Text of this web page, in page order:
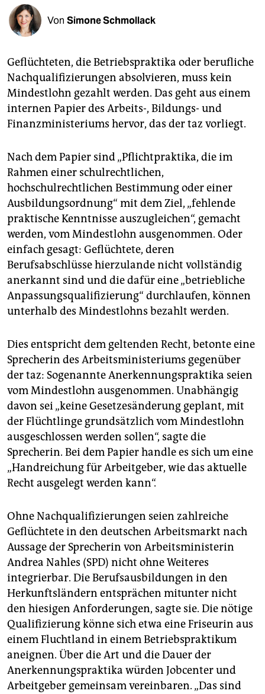
shop
fragen & hilfe
unterstützen
abo
genossenschaft
epaper login
Von Simone Schmollack
Geflüchteten, die Betriebspraktika oder berufliche
Nachqualifizierungen absolvieren, muss kein
Mindestlohn gezahlt werden. Das geht aus einem
internen Papier des Arbeits-, Bildungs- und
Finanzministeriums hervor, das der taz vorliegt.
Nach dem Papier sind „Pflichtpraktika, die im
Rahmen einer schulrechtlichen,
hochschulrechtlichen Bestimmung oder einer
Ausbildungsordnung“ mit dem Ziel, „fehlende
praktische Kenntnisse auszugleichen“, gemacht
werden, vom Mindestlohn ausgenommen. Oder
einfach gesagt: Geflüchtete, deren
Berufsabschlüsse hierzulande nicht vollständig
anerkannt sind und die dafür eine „betriebliche
Anpassungsqualifizierung“ durchlaufen, können
unterhalb des Mindestlohns bezahlt werden.
Dies entspricht dem geltenden Recht, betonte eine
Sprecherin des Arbeitsministeriums gegenüber
der taz: Sogenannte Anerkennungspraktika seien
vom Mindestlohn ausgenommen. Unabhängig
davon sei „keine Gesetzesänderung geplant, mit
der Flüchtlinge grundsätzlich vom Mindestlohn
ausgeschlossen werden sollen“, sagte die
Sprecherin. Bei dem Papier handle es sich um eine
„Handreichung für Arbeitgeber, wie das aktuelle
Recht ausgelegt werden kann“.
Ohne Nachqualifizierungen seien zahlreiche
Geflüchtete in den deutschen Arbeitsmarkt nach
Aussage der Sprecherin von Arbeitsministerin
Andrea Nahles (SPD) nicht ohne Weiteres
integrierbar. Die Berufsausbildungen in den
Herkunftsländern entsprächen mitunter nicht
den hiesigen Anforderungen, sagte sie. Die nötige
Qualifizierung könne sich etwa eine Friseurin aus
einem Fluchtland in einem Betriebspraktikum
aneignen. Über die Art und die Dauer der
Anerkennungspraktika würden Jobcenter und
Arbeitgeber gemeinsam vereinbaren. „Das sind